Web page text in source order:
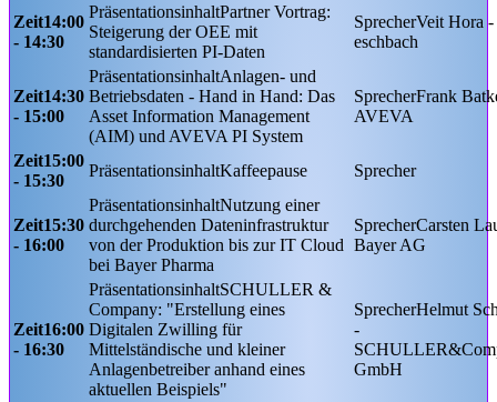
14:00
- 14:30
Partner Vortrag:
Steigerung der OEE mit
standardisierten PI-Daten
Veit Hora -
eschbach
14:30
- 15:00
Anlagen- und
Betriebsdaten - Hand in Hand​: Das
Asset Information Management
(AIM) und AVEVA PI System​
Frank
AVEVA
15:00
- 15:30
Kaffeepause
15:30
- 16:00
Nutzung einer
durchgehenden Dateninfrastruktur
von der Produktion bis zur IT Cloud
bei Bayer Pharma
Carsten
Bayer AG
16:00
- 16:30
SCHULLER &
Company: "Erstellung eines
Digitalen Zwilling für
Mittelständische und kleiner
Anlagenbetreiber anhand eines
aktuellen Beispiels"
Helmut
-
GmbH